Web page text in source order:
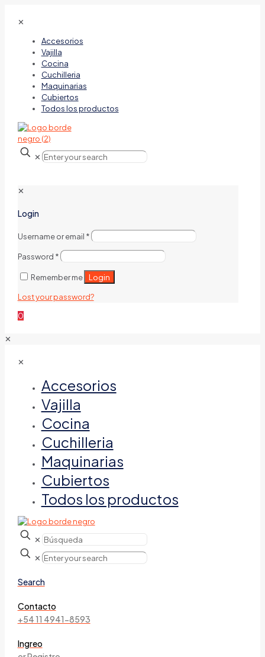
✕
Accesorios
Vajilla
Cocina
Cuchilleria
Maquinarias
Cubiertos
Todos los productos
✕
✕
Login
Username or email *
Password *
Remember me Login
Lost your password?
0
✕
✕
Accesorios
Vajilla
Cocina
Cuchilleria
Maquinarias
Cubiertos
Todos los productos
✕
✕
Search
Contacto
+54 11 4941-8593
Ingreo